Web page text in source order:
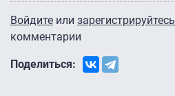
Войдите или зарегистрируйтесь
комментарии
Поделиться: